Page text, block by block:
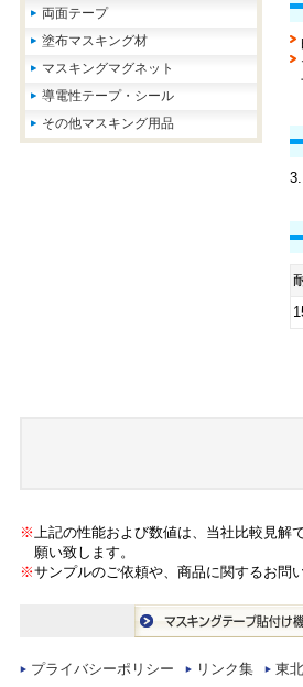
両面テープ
塗布マスキング材
マスキングマグネット
導電性テープ・シール
その他マスキング用品
※上記の性能および数値は、当社比較見解
願い致します。
※サンプルのご依頼や、商品に関するお問
プライバシーポリシー リンク集 東